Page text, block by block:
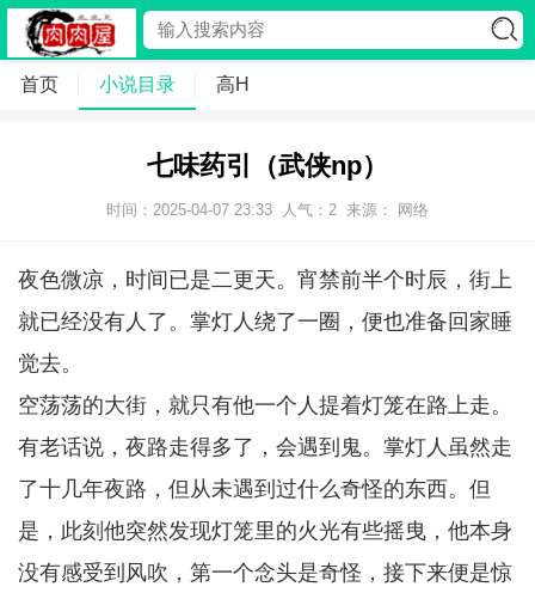
首页 小说目录 高H
七味药引（武侠np）
时间：2025-04-07 23:33 人气： 2 来源： 网络
夜色微凉，时间已是二更天。宵禁前半个时辰，街上
就已经没有人了。掌灯人绕了一圈，便也准备回家睡
觉去。
空荡荡的大街，就只有他一个人提着灯笼在路上走。
有老话说，夜路走得多了，会遇到鬼。掌灯人虽然走
了十几年夜路，但从未遇到过什么奇怪的东西。但
是，此刻他突然发现灯笼里的火光有些摇曳，他本身
没有感受到风吹，第一个念头是奇怪，接下来便是惊